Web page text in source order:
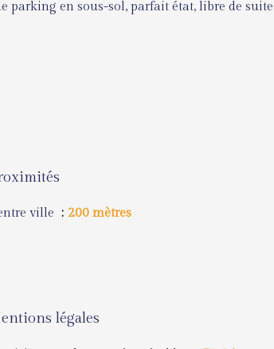
parking en sous-sol, parfait état, libre de suite
ville 200 mètres
légales